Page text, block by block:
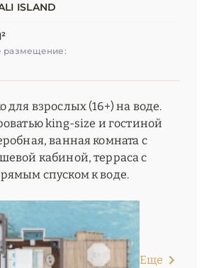
ISLAND
размещение:
для взрослых (16+) на воде.
king-size и гостиной
ванная комната с
кабиной, терраса с
спуском к воде.
Еще